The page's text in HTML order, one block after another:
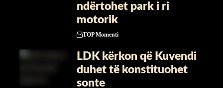
ndërtohet park i ri
motorik
TOP Momenti
LDK kërkon që Kuvendi
duhet të konstituohet
sonte